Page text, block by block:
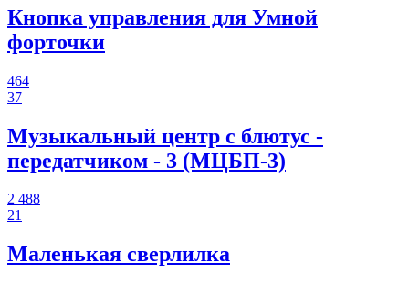
Кнопка управления для Умной
форточки
464
37
Музыкальный центр с блютус -
передатчиком - 3 (МЦБП-3)
2 488
21
Маленькая сверлилка